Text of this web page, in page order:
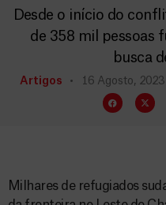
Desde o início do
de 358 mil pessoas
busca
Artigos 16 Agosto, 2023
Milhares de refugiados